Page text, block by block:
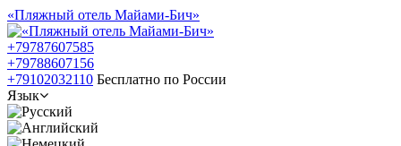
«Пляжный отель Майами-Бич»
+79787607585
+79788607156
+79102032110 Бесплатно по России
Язык